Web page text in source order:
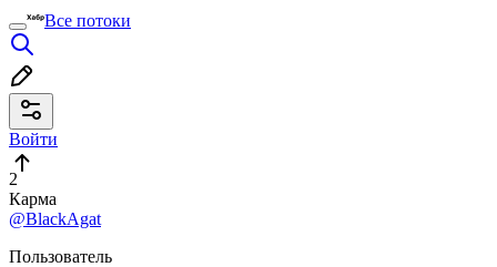
Все потоки
Войти
2
Карма
@BlackAgat
Пользователь